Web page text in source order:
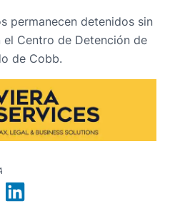
permanecen detenidos sin
Centro de Detención de
de Cobb.